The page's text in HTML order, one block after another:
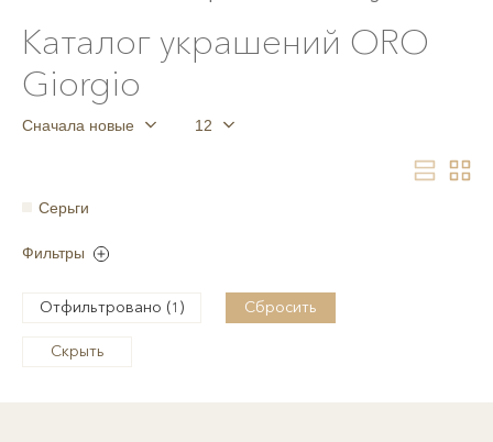
Каталог украшений ORO
Giorgio
Серьги
Фильтры
Отфильтровано (1 ) Сбросить
Скрыть
Сначала новые 12